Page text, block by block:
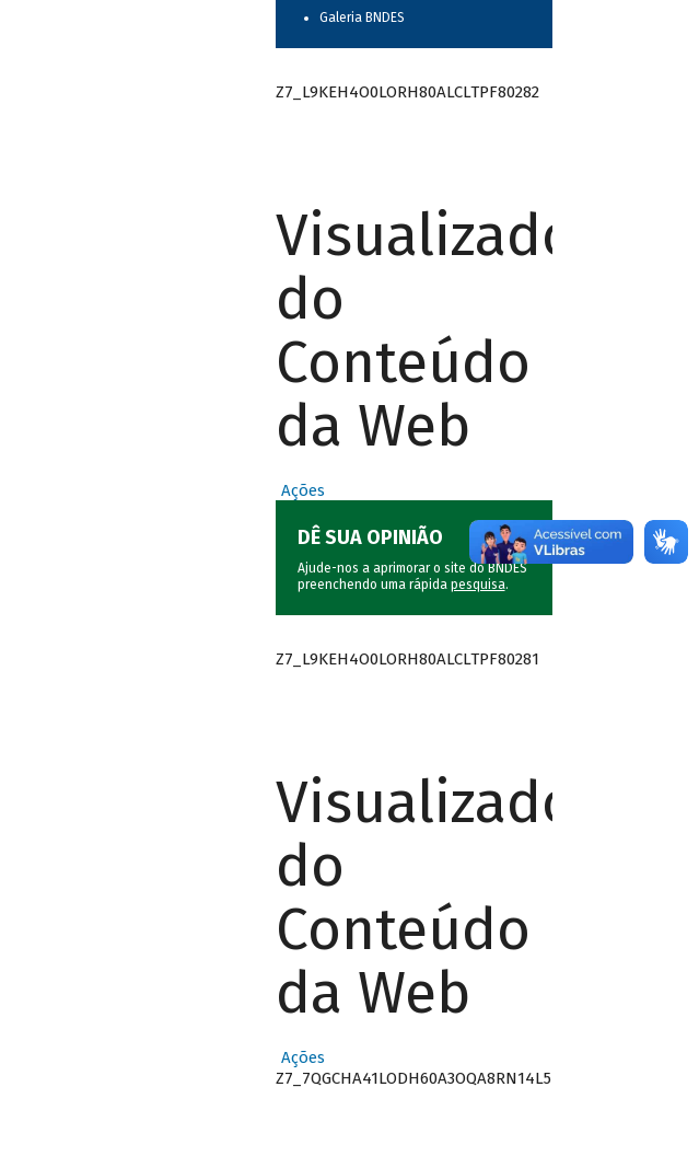
Galeria BNDES
Z7_L9KEH4O0LORH80ALCLTPF80282
Visualizador
do
Conteúdo
da Web
Ações
DÊ SUA OPINIÃO
Ajude-nos a aprimorar o site do BNDES
preenchendo uma rápida pesquisa.
Z7_L9KEH4O0LORH80ALCLTPF80281
Visualizador
do
Conteúdo
da Web
Ações
Z7_7QGCHA41LODH60A3OQA8RN14L5